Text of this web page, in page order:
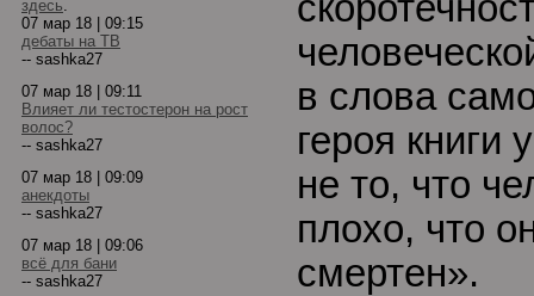
здесь.
07 мар 18 | 09:15
дебаты на ТВ
-- sashka27
07 мар 18 | 09:11
Влияет ли тестостерон на рост
волос?
-- sashka27
07 мар 18 | 09:09
анекдоты
-- sashka27
07 мар 18 | 09:06
всё для бани
-- sashka27
в слова
героя книги
не то, что
плохо, что
смертен».